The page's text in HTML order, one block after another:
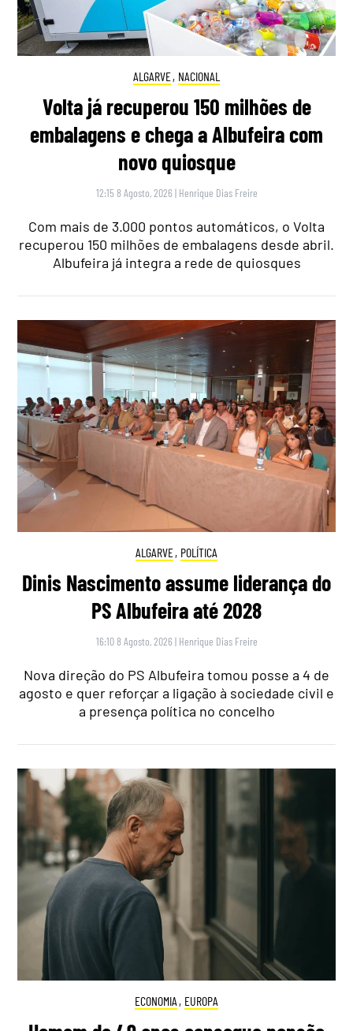
ALGARVE, NACIONAL
Volta já recuperou 150 milhões de
embalagens e chega a Albufeira com
novo quiosque
12:15 8 Agosto, 2026 | Henrique Dias Freire
Com mais de 3.000 pontos automáticos, o Volta
recuperou 150 milhões de embalagens desde abril.
Albufeira já integra a rede de quiosques
ALGARVE, POLÍTICA
Dinis Nascimento assume liderança do
PS Albufeira até 2028
16:10 8 Agosto, 2026 | Henrique Dias Freire
Nova direção do PS Albufeira tomou posse a 4 de
agosto e quer reforçar a ligação à sociedade civil e
a presença política no concelho
ECONOMIA , EUROPA